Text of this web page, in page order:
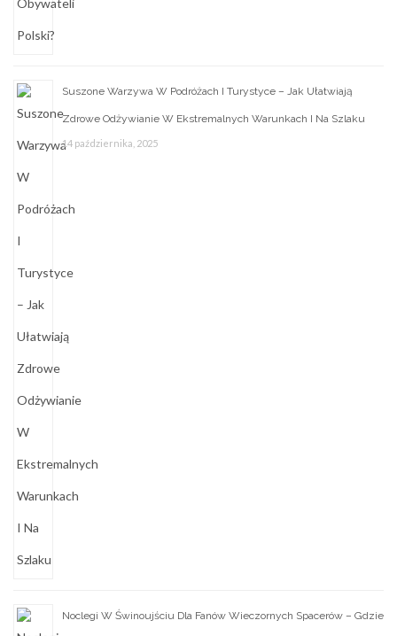
Suszone Warzywa W Podróżach I Turystyce – Jak Ułatwiają
Zdrowe Odżywianie W Ekstremalnych Warunkach I Na Szlaku
14 października, 2025
Noclegi W Świnoujściu Dla Fanów Wieczornych Spacerów – Gdzie